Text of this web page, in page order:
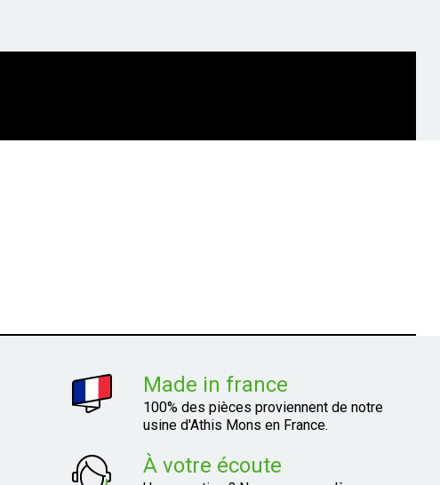
Made in france
100% des pièces proviennent de notre
usine d'Athis Mons en France.
À votre écoute